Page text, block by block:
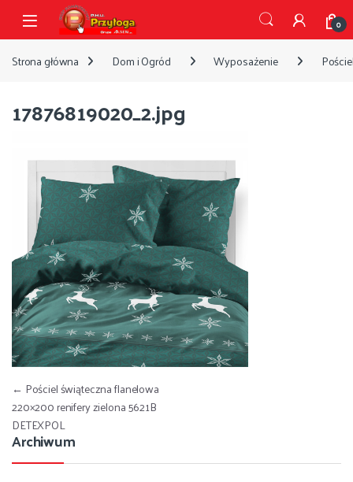
Przejdź do nawigacji
Przejdź do treści
Open 0
Strona główna Dom i Ogród Wyposażenie
17876819020_2.jpg
Nawigacja wpisu
← Pościel świąteczna flanelowa
220×200 renifery zielona 5621B
DETEXPOL
Archiwum